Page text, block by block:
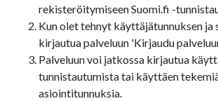
rekisteröitymiseen Suomi.fi -
Kun olet tehnyt käyttäjätunnuksen ja
kirjautua palveluun 'Kirjaudu
Palveluun voi jatkossa kirjautua
tunnistautumista tai käyttäen
asiointitunnuksia.